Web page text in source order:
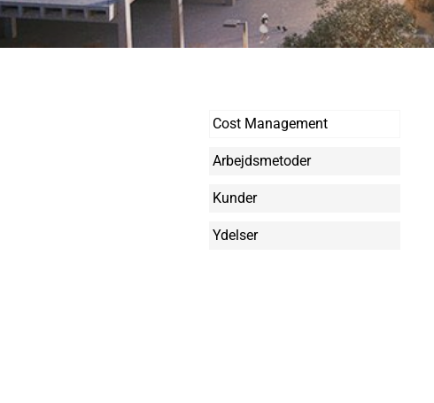
Cost Management
Arbejdsmetoder
Kunder
Ydelser